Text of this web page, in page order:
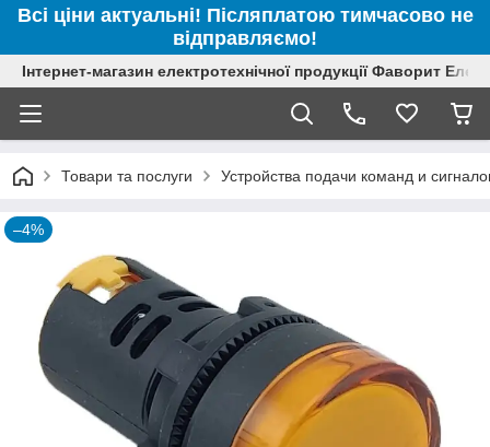
Всі ціни актуальні! Післяплатою тимчасово не
відправляємо!
Інтернет-магазин електротехнічної продукції Фаворит
Товари та послуги Устройства подачи команд и
–4%